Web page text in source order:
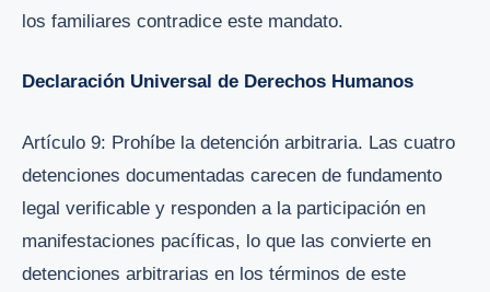
los familiares contradice este mandato.
Declaración Universal de Derechos Humanos
Artículo 9: Prohíbe la detención arbitraria. Las cuatro
detenciones documentadas carecen de fundamento
legal verificable y responden a la participación en
manifestaciones pacíficas, lo que las convierte en
detenciones arbitrarias en los términos de este